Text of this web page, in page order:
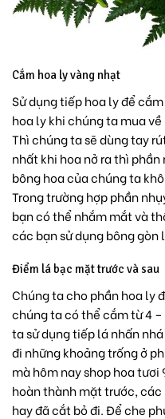
Cắm hoa ly vàng nhạt
Sử dụng tiếp hoa ly để
hoa ly khi chúng ta mua
Thì chúng ta sẽ dùng tay
nhất khi hoa nở ra thì
bông hoa của chúng ta
Trong trường hợp phần
bạn có thể nhắm mắt và
các bạn sử dụng bông gòn
Điểm lá bạc mặt trước và sau
Chúng ta cho phần hoa ly
chúng ta có thể cắm từ 4
ta sử dụng tiếp lá nhấn
đi những khoảng trống ở
mà hôm nay shop hoa tươi
hoàn thành mặt trước,
hay đã cắt bỏ đi. Để che